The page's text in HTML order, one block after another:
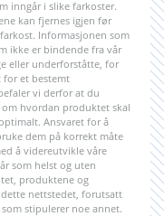
inngår i slike farkoster.
kan fjernes igjen før
Informasjonen som
ikke er bindende fra vår
eller underforståtte, for
for et bestemt
vi derfor at du
om hvordan produktet skal
Ansvaret for å
dem på korrekt måte
å videreutvikle våre
som helst og uten
produktene og
nettstedet, forutsatt
stipulerer noe annet.